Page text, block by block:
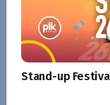
Stand-up